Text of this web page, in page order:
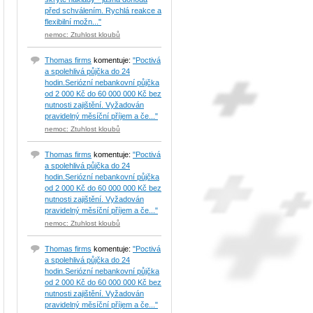
před schválením. Rychlá reakce a
flexibilní možn..."
nemoc: Ztuhlost kloubů
Thomas firms komentuje: "Poctivá
a spolehlivá půjčka do 24
hodin.Seriózní nebankovní půjčka
od 2 000 Kč do 60 000 000 Kč bez
nutnosti zajištění. Vyžadován
pravidelný měsíční příjem a če..."
nemoc: Ztuhlost kloubů
Thomas firms komentuje: "Poctivá
a spolehlivá půjčka do 24
hodin.Seriózní nebankovní půjčka
od 2 000 Kč do 60 000 000 Kč bez
nutnosti zajištění. Vyžadován
pravidelný měsíční příjem a če..."
nemoc: Ztuhlost kloubů
Thomas firms komentuje: "Poctivá
a spolehlivá půjčka do 24
hodin.Seriózní nebankovní půjčka
od 2 000 Kč do 60 000 000 Kč bez
nutnosti zajištění. Vyžadován
pravidelný měsíční příjem a če..."